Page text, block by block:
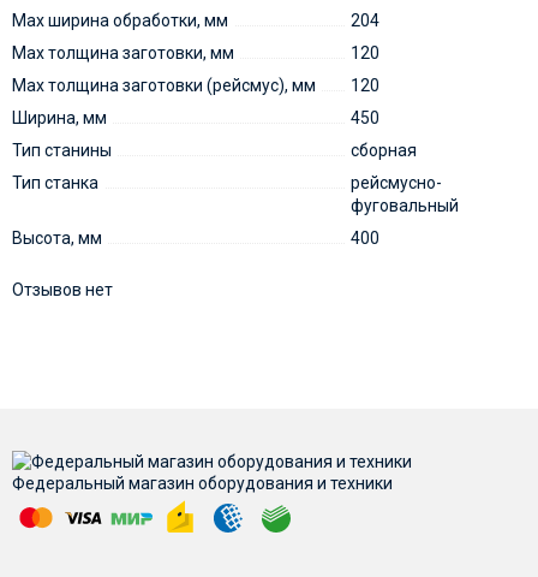
Max ширина обработки, мм
204
Max толщина заготовки, мм
120
Max толщина заготовки (рейсмус), мм
120
Ширина, мм
450
Тип станины
сборная
Тип станка
рейсмусно-
фуговальный
Высота, мм
400
Отзывов нет
Федеральный магазин оборудования и техники